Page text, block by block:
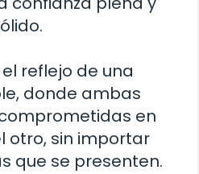
reflejo de una
donde ambas
en
otro, sin importar
que se presenten.